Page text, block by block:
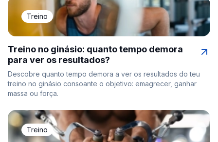
Treino
Treino no ginásio: quanto tempo demora
para ver os resultados?
Descobre quanto tempo demora a ver os resultados do teu
treino no ginásio consoante o objetivo: emagrecer, ganhar
massa ou força.
Treino